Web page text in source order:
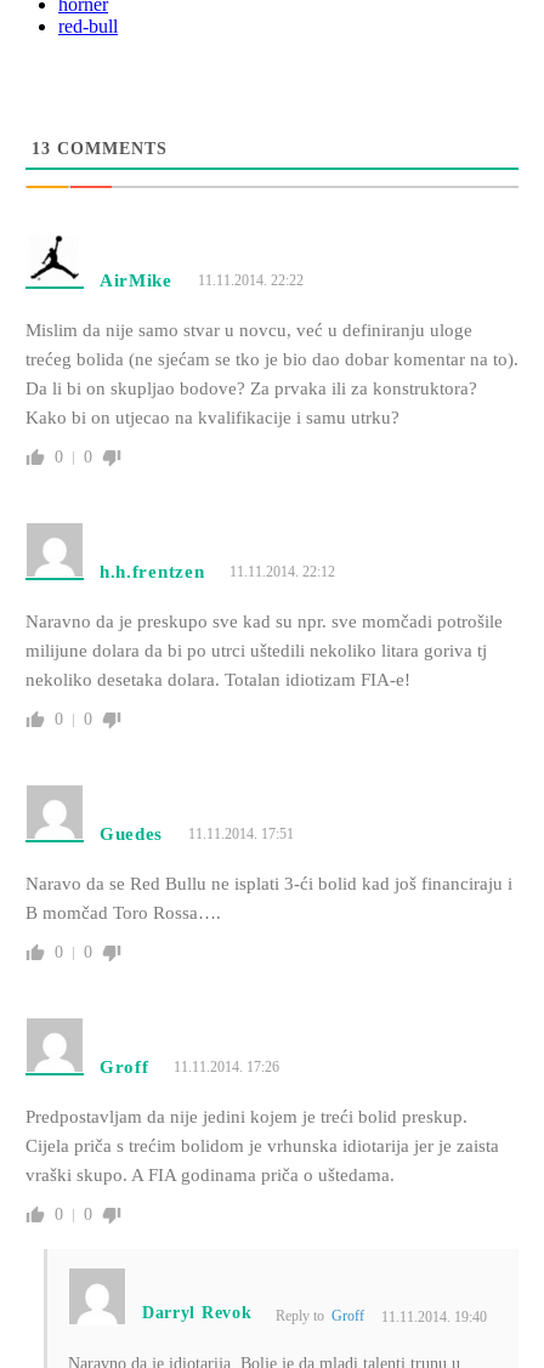
horner
red-bull
13 COMMENTS
AirMike 11.11.2014. 22:22
Mislim da nije samo stvar u novcu, već u definiranju uloge
trećeg bolida (ne sjećam se tko je bio dao dobar komentar na to).
Da li bi on skupljao bodove? Za prvaka ili za konstruktora?
Kako bi on utjecao na kvalifikacije i samu utrku?
0 0
h.h.frentzen 11.11.2014. 22:12
Naravno da je preskupo sve kad su npr. sve momčadi potrošile
milijune dolara da bi po utrci uštedili nekoliko litara goriva tj
nekoliko desetaka dolara. Totalan idiotizam FIA-e!
0 0
Guedes 11.11.2014. 17:51
Naravo da se Red Bullu ne isplati 3-ći bolid kad još financiraju i
B momčad Toro Rossa….
0 0
Groff 11.11.2014. 17:26
Predpostavljam da nije jedini kojem je treći bolid preskup.
Cijela priča s trećim bolidom je vrhunska idiotarija jer je zaista
vraški skupo. A FIA godinama priča o uštedama.
0 0
Darryl Revok Reply toGroff 11.11.2014. 19:40
Naravno da je idiotarija. Bolje je da mladi talenti trunu u